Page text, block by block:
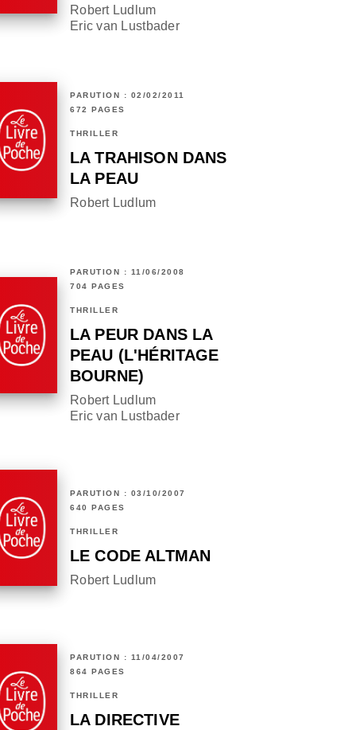
Robert Ludlum
Eric van Lustbader
PARUTION : 02/02/2011
672 PAGES
THRILLER
LA TRAHISON DANS
LA PEAU
Robert Ludlum
PARUTION : 11/06/2008
704 PAGES
THRILLER
LA PEUR DANS LA
PEAU (L'HÉRITAGE
BOURNE)
Robert Ludlum
Eric van Lustbader
PARUTION : 03/10/2007
640 PAGES
THRILLER
LE CODE ALTMAN
Robert Ludlum
PARUTION : 11/04/2007
864 PAGES
THRILLER
LA DIRECTIVE